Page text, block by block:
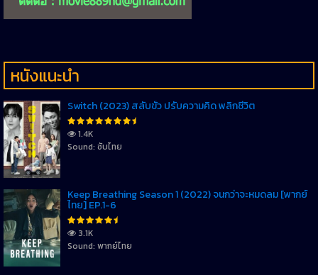
หนังแนะนำ
Switch (2023) สลับขั้ว ปรับความคิด พลิกชีวิต
1.4K
Sound: ซับไทย
Keep Breathing Season 1 (2022) จนกว่าจะหมดลม [พากย์
ไทย] EP.1-6
3.1K
Sound: พากย์ไทย